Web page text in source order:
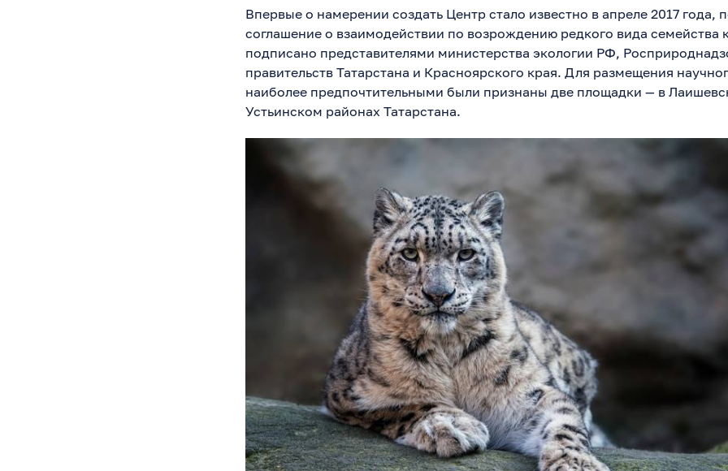
Впервые о намерении создать Центр стало известно в апреле 2017 года,
соглашение о взаимодействии по возрождению редкого вида семейства
подписано представителями министерства экологии РФ,
правительств Татарстана и Красноярского края. Для размещения
наиболее предпочтительными были признаны две площадки — в
Устьинском районах Татарстана.